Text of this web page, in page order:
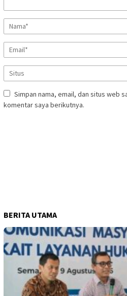
Simpan nama, email, dan situs web
komentar saya berikutnya.
BERITA UTAMA